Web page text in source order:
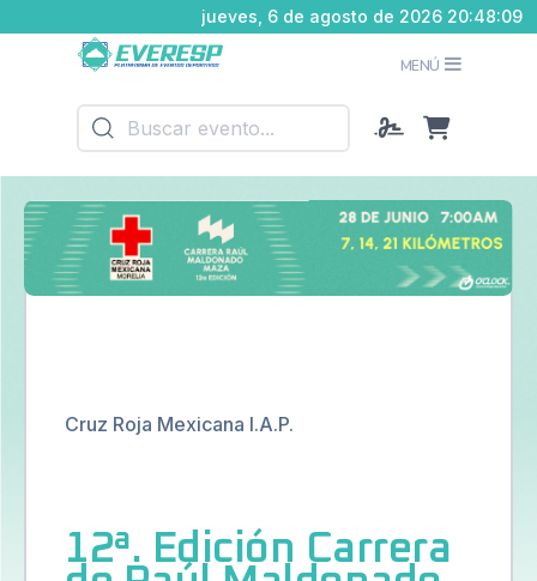
jueves, 6 de agosto de 2026 20:48:10
MENÚ
Cruz Roja Mexicana I.A.P.
12ª. Edición Carrera